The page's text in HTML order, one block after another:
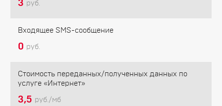
3 руб.
Входящее SMS-сообщение
0 руб.
Стоимость переданных/полученных данных по
услуге «Интернет»
3,5 руб./мб